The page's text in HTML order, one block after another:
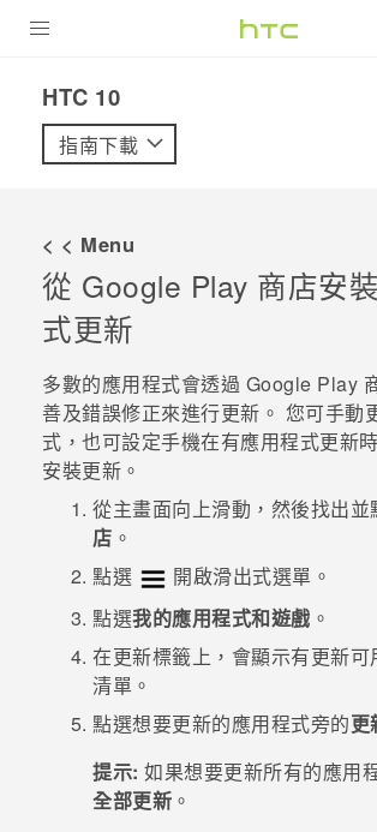
VIVE
配件
VIVERSE
優惠專區
焦點訊息
校園專案
企業採購
銷售門市
銷售通路
支援服務
VIVELAND
HTC 10‎
指南下載
< < Menu
從 Google Play 商店安
式更新
多數的應用程式會透過 Google Play
善及錯誤修正來進行更新。 您可手動
式，也可設定手機在有應用程式更新
安裝更新。
從主畫面向上滑動，然後找出並
店 。
點選
開啟滑出式選單。
點選我的應用程式和遊戲 。
在更新標籤上，會顯示有更新
清單。
點選想要更新的應用程式旁的更
提示: 如果想要更新所有的應用
全部更新 。